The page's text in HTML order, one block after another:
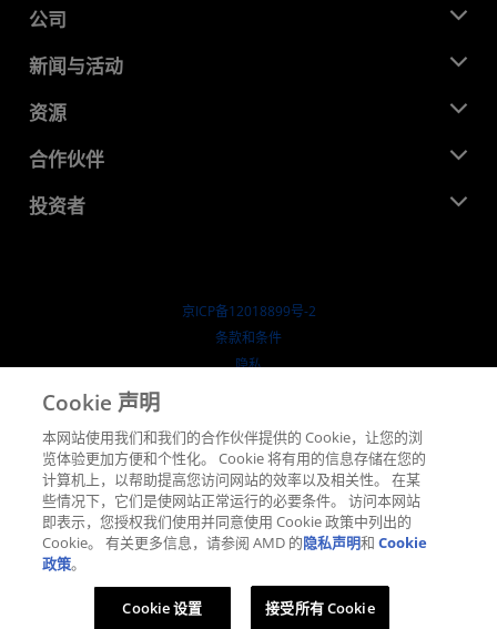
公司
关于 AMD
企业责任
就业机会
联系我们
新闻与活动
新闻中心
媒体库
资源
开发中心
成功案例
合作伙伴
AMD 合作伙伴中心
投资者
京ICP备12018899号-2
​条款和条件
隐私
公开公平竞争
英国税收策略
Cookie 政策
Cookie 设置
Cookie 声明
本网站使用我们和我们的合作伙伴提供的 Cookie，让您的浏
览体验更加方便和个性化。 Cookie 将有用的信息存储在您的
计算机上，以帮助提高您访问网站的效率以及相关性。 在某
些情况下，它们是使网站正常运行的必要条件。 访问本网站
即表示，您授权我们使用并同意使用 Cookie 政策中列出的
Cookie。 有关更多信息，请参阅 AMD 的隐私声明和Cookie
政策。
Cookie 设置 接受所有 Cookie